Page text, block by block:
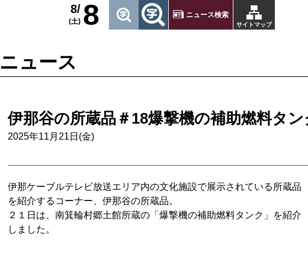
サイトマップ
ニュース検索
8
8/
(土)
ニュース
伊那谷の所蔵品＃18爆撃機の補助燃料タン
2025年11月21日(金)
伊那ケーブルテレビ放送エリア内の文化施設で展示されている所蔵品
を紹介するコーナー、伊那谷の所蔵品。
２１日は、南箕輪村郷土館所蔵の「爆撃機の補助燃料タンク」を紹介
しました。